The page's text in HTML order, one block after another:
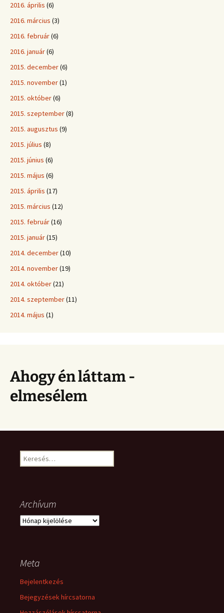
2016. április (6)
2016. március (3)
2016. február(6)
2016. január(6)
2015. december(6)
2015. november(1)
2015. október(6)
2015. szeptember(8)
2015. augusztus (9)
2015. július (8)
2015. június (6)
2015. május (6)
2015. április (17)
2015. március (12)
2015. február(16)
2015. január(15)
2014. december(10)
2014. november(19)
2014. október(21)
2014. szeptember(11)
2014. május (1)
Ahogy én láttam -
elmesélem
Keresés:
Archívum
Archívum
Meta
Bejelentkezés
Bejegyzések hírcsatorna